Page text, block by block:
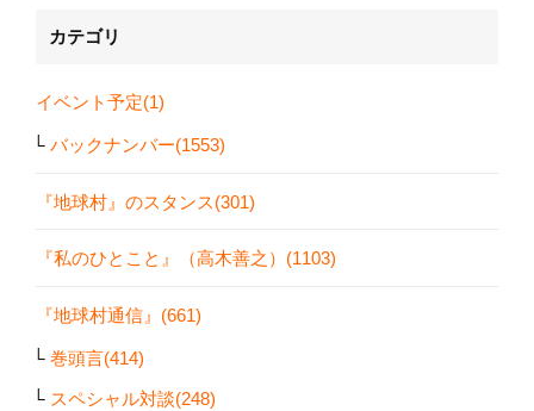
カテゴリ
イベント予定(1)
バックナンバー(1553)
『地球村』のスタンス(301)
『私のひとこと』（高木善之）(1103)
『地球村通信』(661)
巻頭言(414)
スペシャル対談(248)